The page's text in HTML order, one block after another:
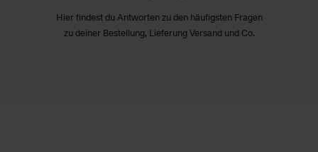
Hier findest du Antworten zu den häufigsten Fragen
zu deiner Bestellung, Lieferung Versand und Co.